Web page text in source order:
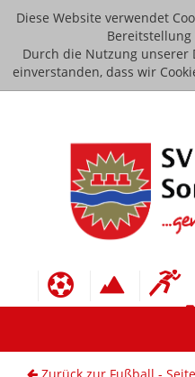
Diese Website verwendet
Durch die Nutzung unserer
einverstanden, dass wir